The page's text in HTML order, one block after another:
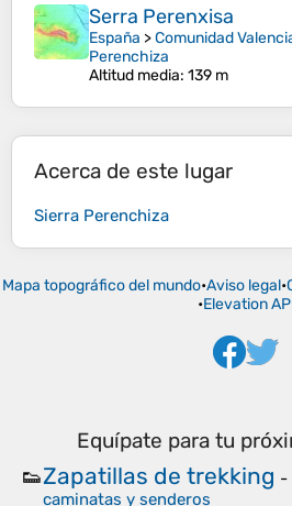
Serra Perenxisa
España >Comunidad
Perenchiza
Altitud media: 139 m
Acerca de este lugar
Sierra Perenchiza
Mapa topográfico del mundo•Aviso legal•
•Elevation
Equípate para tu
👟Zapatillas de trekking -
caminatas y senderos